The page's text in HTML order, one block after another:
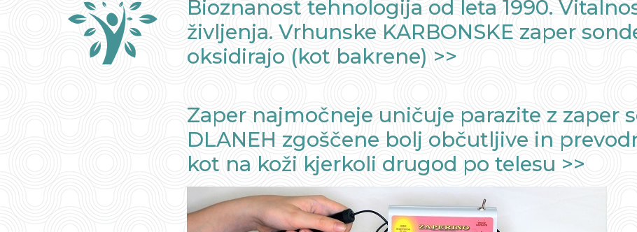
Bioznanost tehnologija od leta 1990.
življenja. Vrhunske KARBONSKE zaper
oksidirajo (kot bakrene) >>
Zaper najmočneje uničuje parazite z zaper
DLANEH zgoščene bolj občutljive in
kot na koži kjerkoli drugod po telesu >>